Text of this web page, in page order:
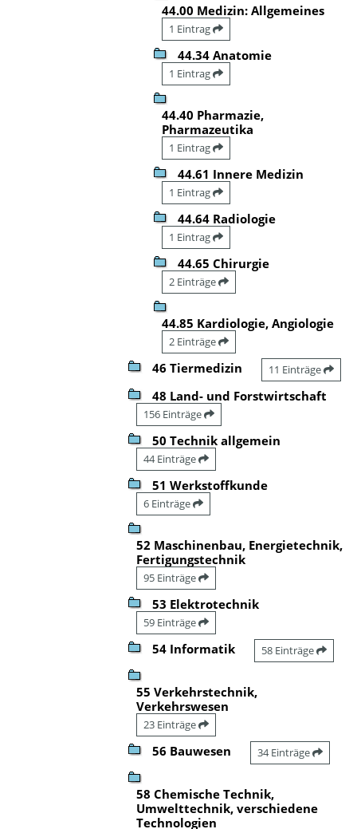
44.00 Medizin: Allgemeines
1 Eintrag
44.34 Anatomie
1 Eintrag
44.40 Pharmazie,
Pharmazeutika
1 Eintrag
44.61 Innere Medizin
1 Eintrag
44.64 Radiologie
1 Eintrag
44.65 Chirurgie
2 Einträge
44.85 Kardiologie, Angiologie
2 Einträge
46 Tiermedizin 11 Einträge
48 Land- und Forstwirtschaft
156 Einträge
50 Technik allgemein
44 Einträge
51 Werkstoffkunde
6 Einträge
52 Maschinenbau, Energietechnik,
Fertigungstechnik
95 Einträge
53 Elektrotechnik
59 Einträge
54 Informatik 58 Einträge
55 Verkehrstechnik,
Verkehrswesen
23 Einträge
56 Bauwesen 34 Einträge
58 Chemische Technik,
Umwelttechnik, verschiedene
Technologien